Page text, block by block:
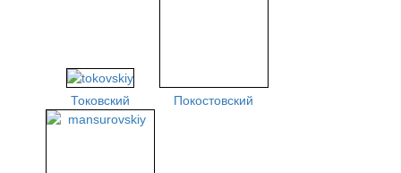
Токовский Покостовский